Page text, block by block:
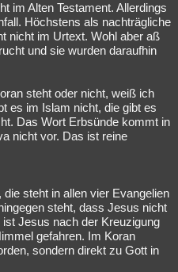
im Alten Testament. Allerdings
Höchstens als nachträgliche
nicht im Urtext. Wohl aber aß
und sie wurden daraufhin
steht oder nicht, weiß ich
es im Islam nicht, die gibt es
Das Wort Erbsünde kommt in
nicht vor. Das ist reine
steht in allen vier Evangelien
steht, dass Jesus nicht
Jesus nach der Kreuzigung
gefahren. Im Koran
sondern direkt zu Gott in